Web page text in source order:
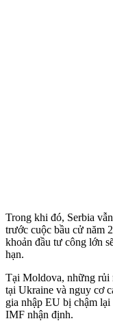
Trong khi đó, Serbia
trước cuộc bầu cử năm
khoản đầu tư công lớn
hạn.
Tại Moldova, những rủi
tại Ukraine và nguy cơ
gia nhập EU bị chậm
IMF nhận định.